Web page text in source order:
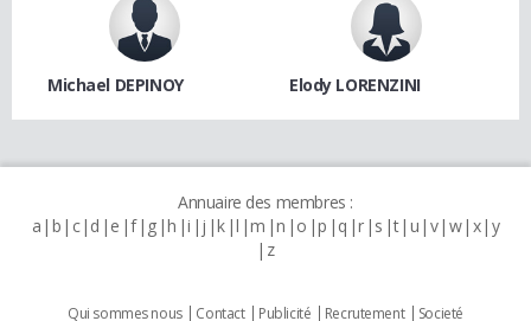
Michael DEPINOY Elody LORENZINI
Annuaire des membres :
a b c d e f g h i j k l m n o p q r s t u v w x y
z
Qui sommes nous Contact Publicité Recrutement Societé